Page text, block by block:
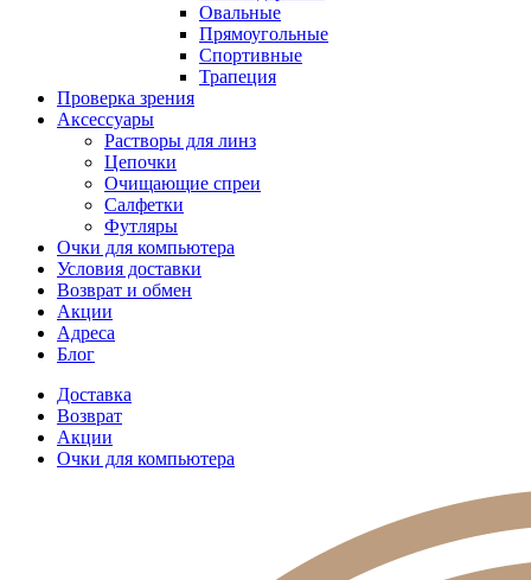
Овальные
Прямоугольные
Спортивные
Трапеция
Проверка зрения
Аксессуары
Растворы для линз
Цепочки
Очищающие спреи
Салфетки
Футляры
Очки для компьютера
Условия доставки
Возврат и обмен
Акции
Адреса
Блог
Доставка
Возврат
Акции
Очки для компьютера